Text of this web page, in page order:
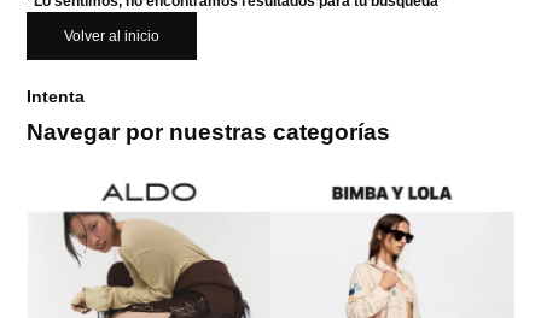
Volver al inicio
Intenta
Navegar por nuestras categorías